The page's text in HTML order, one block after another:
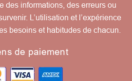
des informations, des erreurs ou
L’utilisation et l’expérience
besoins et habitudes de chacun.
de paiement